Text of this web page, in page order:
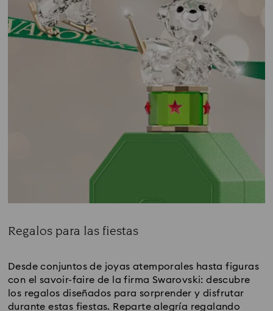
Regalos para las fiestas
Desde conjuntos de joyas atemporales hasta figuras
con el savoir-faire de la firma Swarovski: descubre
los regalos diseñados para sorprender y disfrutar
durante estas fiestas. Reparte alegría regalando